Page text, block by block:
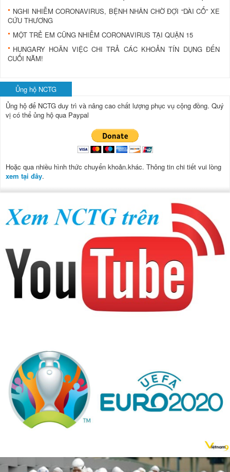
NGHI NHIỄM CORONAVIRUS, BỆNH NHÂN CHỜ ĐỢI “DÀI CỔ” XE
CỨU THƯƠNG
MỘT TRẺ EM CŨNG NHIỄM CORONAVIRUS TẠI QUẬN 15
HUNGARY HOÃN VIỆC CHI TRẢ CÁC KHOẢN TÍN DỤNG ĐẾN
CUỐI NĂM!
Ủng hộ NCTG
Ủng hộ để NCTG duy trì và nâng cao chất lượng phục vụ cộng đồng. Quý
vị có thể ủng hộ qua Paypal
Hoặc qua nhiều hình thức chuyển khoản.khác. Thông tin chi tiết vui lòng
xem tại đây.